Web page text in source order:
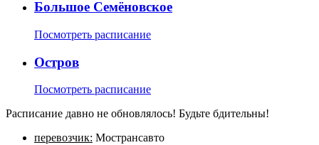
Большое Семёновское
Посмотреть расписание
Остров
Посмотреть расписание
Расписание давно не обновлялось! Будьте бдительны!
перевозчик: Мострансавто